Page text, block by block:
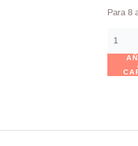
Para 8
cantidad